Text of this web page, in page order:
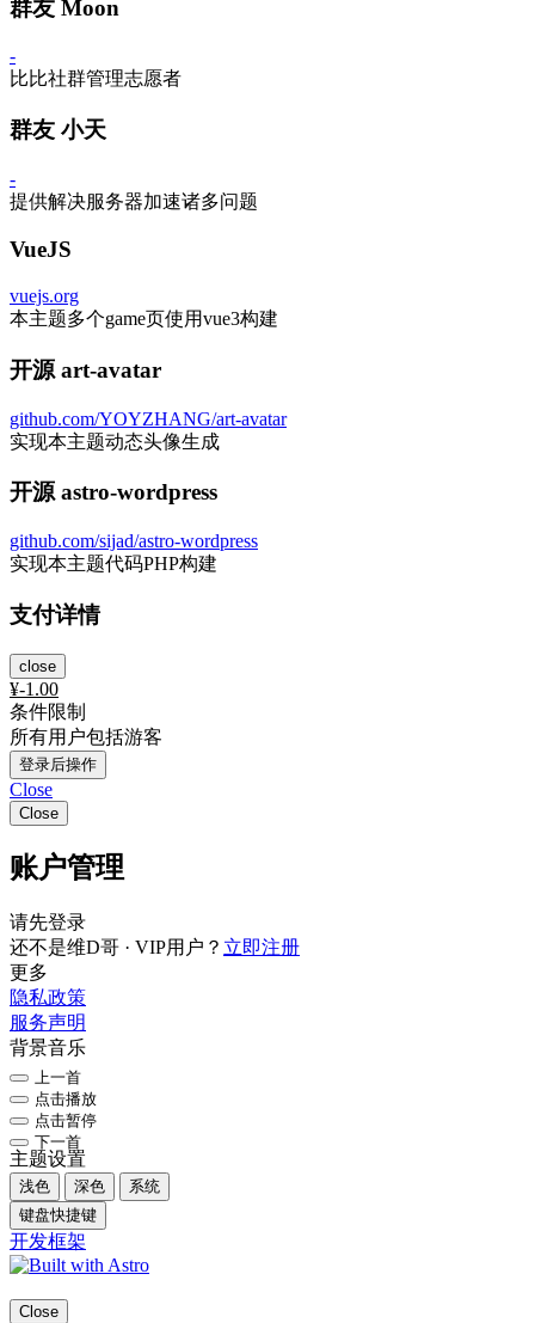
群友 Moon
-
比比社群管理志愿者
群友 小天
-
提供解决服务器加速诸多问题
VueJS
vuejs.org
本主题多个game页使用vue3构建
开源 art-avatar
github.com/YOYZHANG/art-avatar
实现本主题动态头像生成
开源 astro-wordpress
github.com/sijad/astro-wordpress
实现本主题代码PHP构建
支付详情
close
¥-1.00
条件限制
所有用户包括游客
登录后操作
Close
Close
账户管理
请先登录
还不是维D哥 · VIP用户？ 立即注册
更多
隐私政策
服务声明
背景音乐
上一首
点击播放
点击暂停
下一首
主题设置
浅色 深色
系统
键盘快捷键
开发框架
Close